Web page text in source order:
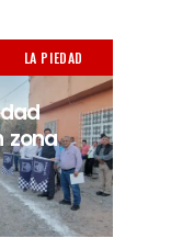
LA PIEDAD
zona